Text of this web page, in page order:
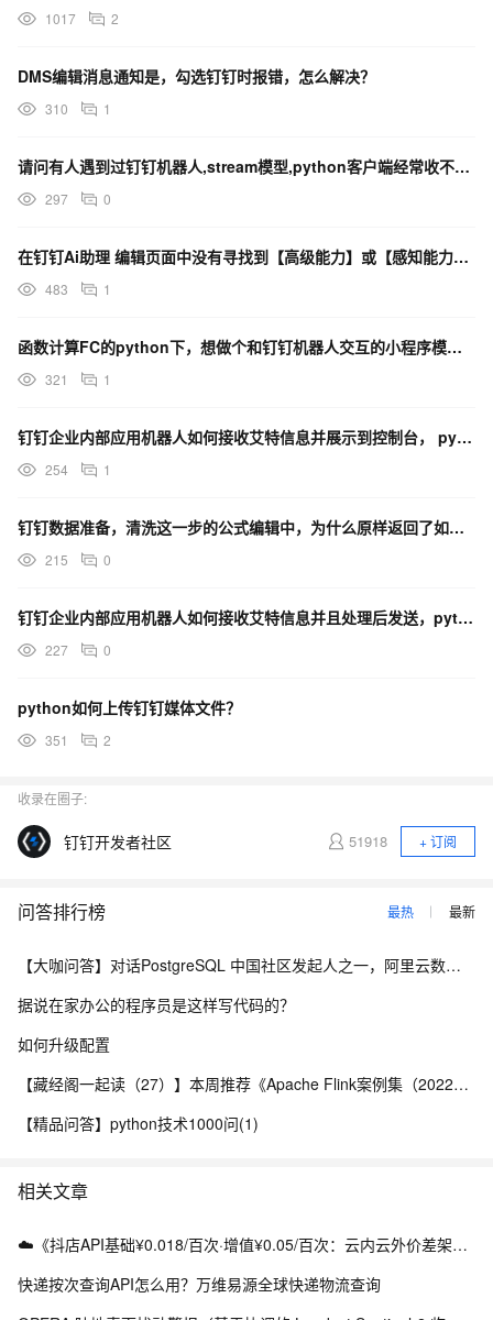
1017 2
DMS编辑消息通知是，勾选钉钉时报错，怎么解决？
310 1
请问有人遇到过钉钉机器人,stream模型,python客户端经常收不到消息的情况嘛？
297 0
在钉钉Ai助理 编辑页面中没有寻找到【高级能力】或【感知能力】部分进行相关设置？
483 1
函数计算FC的python下，想做个和钉钉机器人交互的小程序模块，有什么方案吗？
321 1
钉钉企业内部应用机器人如何接收艾特信息并展示到控制台， python demo？
254 1
钉钉数据准备，清洗这一步的公式编辑中，为什么原样返回了如何判断一个字符串为空？
215 0
钉钉企业内部应用机器人如何接收艾特信息并且处理后发送，python demo？
227 0
python如何上传钉钉媒体文件？
351 2
收录在圈子:
钉钉开发者社区 51918 + 订阅
问答排行榜 最热 最新
【大咖问答】对话PostgreSQL 中国社区发起人之一，阿里云数据库高级专家 德哥
据说在家办公的程序员是这样写代码的？
如何升级配置
【藏经阁一起读（27）】本周推荐《Apache Flink案例集（2022版）》，你有哪些心得？
【精品问答】python技术1000问(1)
相关文章
☁️《抖店API基础¥0.018/百次·增值¥0.05/百次：云内云外价差架构实战》（附Python源码）
快递按次查询API怎么用？万维易源全球快递物流查询